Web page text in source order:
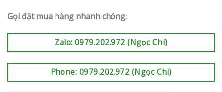
Gọi đặt mua hàng nhanh chóng:
Zalo: 0979.202.972 (Ngọc Chi)
Phone: 0979.202.972 (Ngọc Chi)